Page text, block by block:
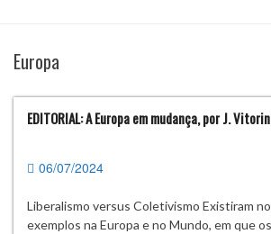
Europa
EDITORIAL: A Europa em mudança, por J.
06/07/2024
Liberalismo versus Coletivismo Existiram
exemplos na Europa e no Mundo, em que